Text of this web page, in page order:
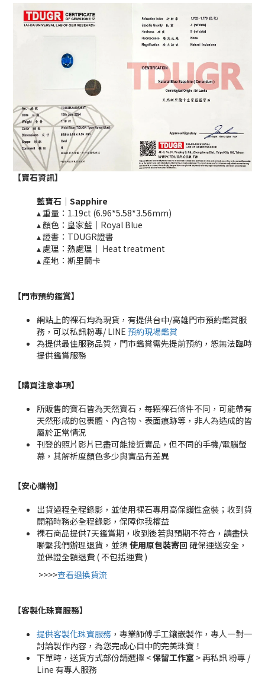
【寶石資訊】
藍寶石｜ Sapphire
▴ 重量：1.19ct (6.96*5.58*3.56mm)
▴ 顏色：皇家藍｜Royal Blue
▴ 證書：TDUGR證書
▴ 處理：熱處理｜ Heat treatment​​
▴ 產地：斯里蘭卡
【門市預約鑑賞】
網站上的裸石均為現貨，有提供台中/高雄門市預約鑑賞服
務，可以私訊粉專/ LINE 預約現場鑑賞
為提供最佳服務品質，門市鑑賞需先提前預約，恕無法臨時
提供鑑賞服務
【購買注意事項】
所販售的寶石皆為天然寶石，每顆裸石條件不同，可能帶有
天然形成的包裹體、內含物、表面痕跡等，非人為造成的皆
屬於正常情況
刊登的照片影片已盡可能接近實品，但不同的手機/電腦螢
幕，其解析度顏色多少與實品有差異
【安心購物】
出貨過程全程錄影，並使用裸石專用高保護性盒裝；收到貨
開箱時務必全程錄影，保障你我權益
裸石商品提供7天鑑賞期，收到後若與預期不符合，請盡快
聯繫我們辦理退貨，並須 使用原包裝寄回 確保運送安全，
並保證全額退費 ( 不包括運費 )
>>>>查看退換貨流
【客製化珠寶服務】
提供客製化珠寶服務 ，專業師傅手工鑲嵌製作，專人一對一
討論製作內容，為您完成心目中的完美珠寶！
下單時，送貨方式部份請選擇 <保留工作室 > 再私訊 粉專 /
Line 有專人服務